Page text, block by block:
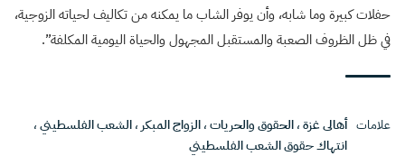
حفلات كبيرة وما شابه، وأن يوفر الشاب ما يمكنه من تكاليف لحياته الزوجية،
في ظل الظروف الصعبة والمستقبل المجهول والحياة اليومية المكلفة”.
علامات أهالى غزة،الحقوق والحريات،الزواج المبكر ،الشعب الفلسطيني،
انتهاك حقوق الشعب الفلسطيني